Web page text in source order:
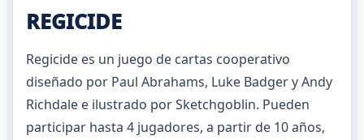
REGICIDE
Regicide es un juego de cartas cooperativo
diseñado por Paul Abrahams, Luke Badger y Andy
Richdale e ilustrado por Sketchgoblin. Pueden
participar hasta 4 jugadores, a partir de 10 años,